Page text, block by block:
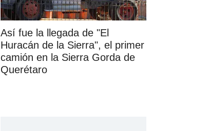
Así fue la llegada de "El
Huracán de la Sierra", el primer
camión en la Sierra Gorda de
Querétaro